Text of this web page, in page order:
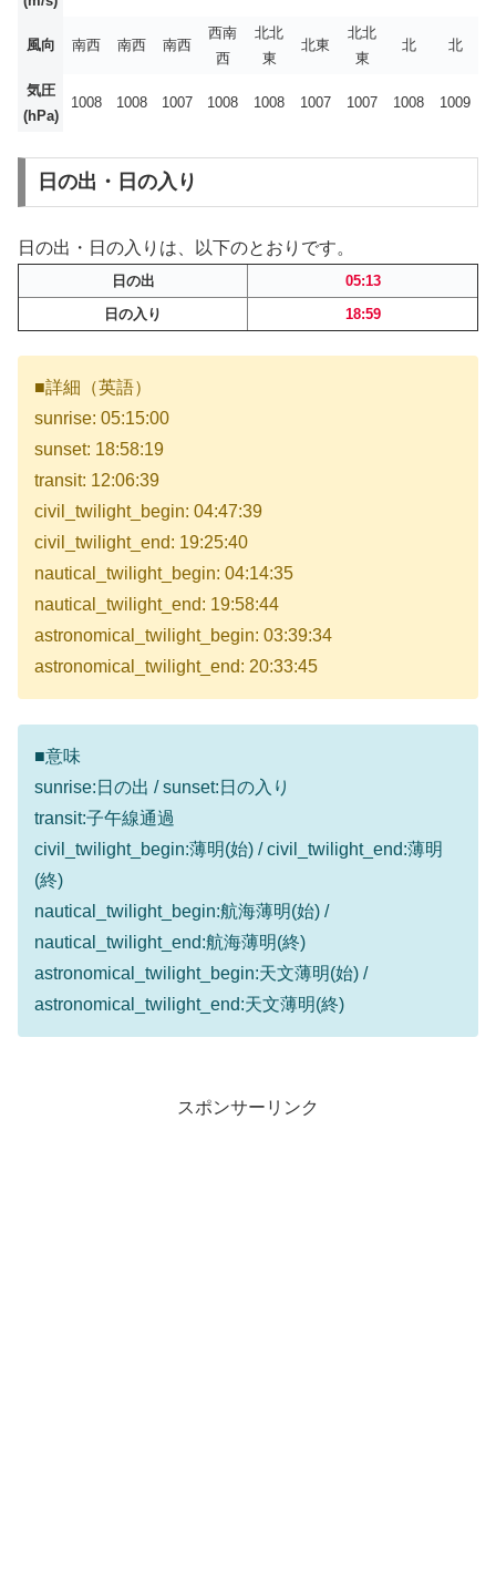
風向 南西 南西 南西
西南
西
北北
東
北東
北北
東
北 北
気圧
(hPa)
1008 1008 1007 1008 1008 1007 1007 1008 1009
日の出・日の入り
日の出・日の入りは、以下のとおりです。
日の出
05:13
日の入り
18:59
■詳細（英語）
sunrise: 05:15:00
sunset: 18:58:19
transit: 12:06:39
civil_twilight_begin: 04:47:39
civil_twilight_end: 19:25:40
nautical_twilight_begin: 04:14:35
nautical_twilight_end: 19:58:44
astronomical_twilight_begin: 03:39:34
astronomical_twilight_end: 20:33:45
■意味
sunrise:日の出 / sunset:日の入り
transit:子午線通過
civil_twilight_begin:薄明(始) / civil_twilight_end:薄明
(終)
nautical_twilight_begin:航海薄明(始) /
nautical_twilight_end:航海薄明(終)
astronomical_twilight_begin:天文薄明(始) /
astronomical_twilight_end:天文薄明(終)
スポンサーリンク